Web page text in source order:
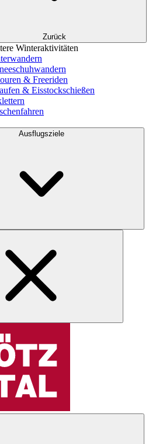
Zurück
Winteraktivitäten
& Freeriden
& Eisstockschießen
Ausflugsziele